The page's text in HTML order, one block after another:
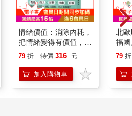
情緒價值：消除內耗，
把情緒變得有價值，跟
誰都能自在相處
79 折 特價 316 元
加入購物車
北
福
79 折